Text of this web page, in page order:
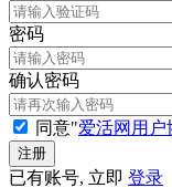
密码
确认密码
同意"爱活网用户
已有账号, 立即 登录